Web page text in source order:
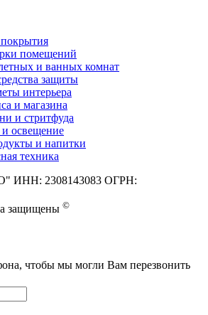
помещений
и ванных комнат
защиты
интерьера
и магазина
и стритфуда
освещение
и напитки
техника
2308143083 ОГРН:
защищены ©
чтобы мы могли Вам перезвонить